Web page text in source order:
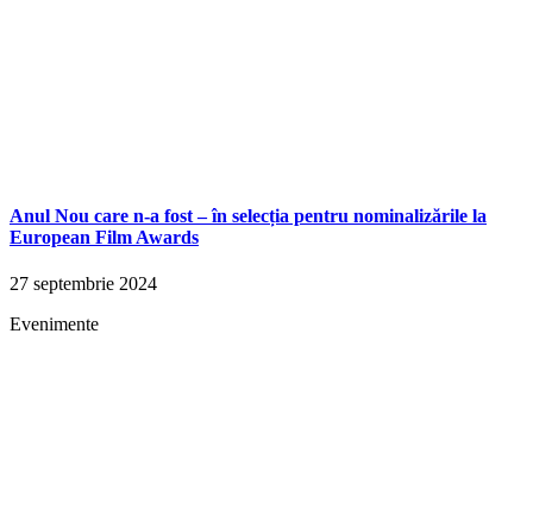
Anul Nou care n-a fost – în selecția pentru nominalizările la
European Film Awards
27 septembrie 2024
Evenimente